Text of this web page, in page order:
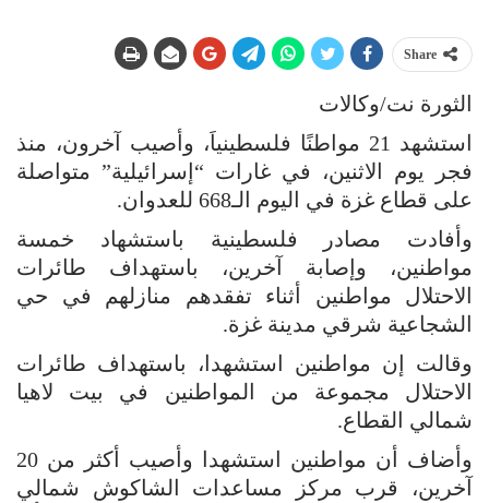
Share
الثورة نت/وكالات
استشهد 21 مواطنًا فلسطينياَ، وأصيب آخرون، منذ
فجر يوم الاثنين، في غارات “إسرائيلية” متواصلة
على قطاع غزة في اليوم الـ668 للعدوان.
وأفادت مصادر فلسطينية باستشهاد خمسة
مواطنين، وإصابة آخرين، باستهداف طائرات
الاحتلال مواطنين أثناء تفقدهم منازلهم في حي
الشجاعية شرقي مدينة غزة.
وقالت إن مواطنين استشهدا، باستهداف طائرات
الاحتلال مجموعة من المواطنين في بيت لاهيا
شمالي القطاع.
وأضاف أن مواطنين استشهدا وأصيب أكثر من 20
آخرين، قرب مركز مساعدات الشاكوش شمالي